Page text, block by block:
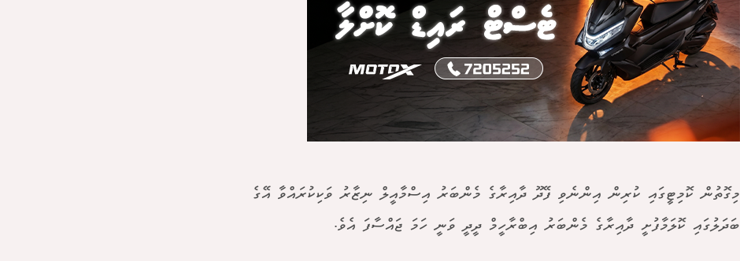
މިގޮތުން ކޮމިޓީގައި ކުރިން އިންނެވި ފޭދޫ ދާއިރާގެ މެންބަރު އިސްމާއީލް ނިޒާރު ވަކިކުރައްވާ އޭގެ
ބަދަލުގައި ކޮލަމާފުށީ ދާއިރާގެ މެންބަރު އިބްރާހީމް ދީދީ ވަނީ ހަމަ ޖައްސާފަ އެވެ.